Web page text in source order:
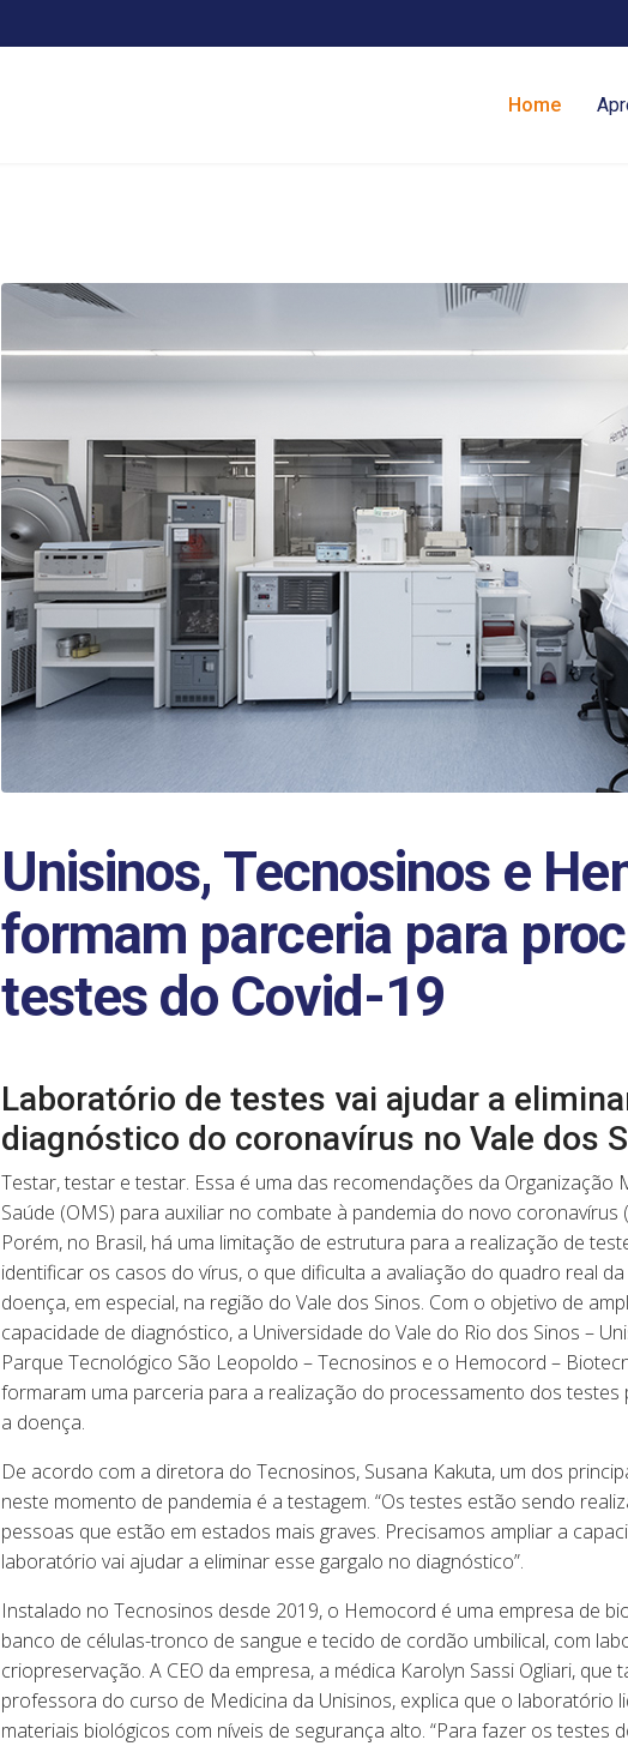
Home
Unisinos, Tecnosinos e
formam parceria para
testes do Covid-19
Laboratório de testes vai ajudar a
diagnóstico do coronavírus no Vale dos
Testar, testar e testar. Essa é uma das recomendações da Organização
Saúde (OMS) para auxiliar no combate à pandemia do novo coronavírus
Porém, no Brasil, há uma limitação de estrutura para a realização de
identificar os casos do vírus, o que dificulta a avaliação do quadro real
doença, em especial, na região do Vale dos Sinos. Com o objetivo de
capacidade de diagnóstico, a Universidade do Vale do Rio dos Sinos –
Parque Tecnológico São Leopoldo – Tecnosinos e o Hemocord –
formaram uma parceria para a realização do processamento dos testes
a doença.
De acordo com a diretora do Tecnosinos, Susana Kakuta, um dos
neste momento de pandemia é a testagem. “Os testes estão sendo
pessoas que estão em estados mais graves. Precisamos ampliar a
laboratório vai ajudar a eliminar esse gargalo no diagnóstico”.
Instalado no Tecnosinos desde 2019, o Hemocord é uma empresa de
banco de células-tronco de sangue e tecido de cordão umbilical, com
criopreservação. A CEO da empresa, a médica Karolyn Sassi Ogliari, que
professora do curso de Medicina da Unisinos, explica que o laboratório
materiais biológicos com níveis de segurança alto. “Para fazer os testes